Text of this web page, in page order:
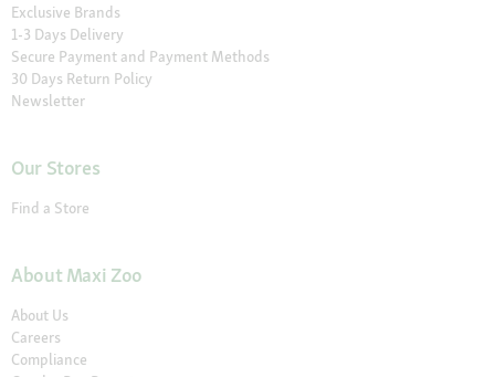
Exclusive Brands
1-3 Days Delivery
Secure Payment and Payment Methods
30 Days Return Policy
Newsletter
Our Stores
Find a Store
About Maxi Zoo
About Us
Careers
Compliance